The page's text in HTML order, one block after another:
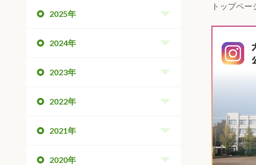
トップペー
2025年
2024年
2023年
2022年
2021年
2020年